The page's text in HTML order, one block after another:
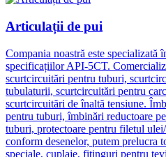
Articulații de pui
Compania noastră este specializată
specificațiilor API-5CT.
scurtcircuitări pentru tuburi,
tubulaturii, scurtcircuitări pentru
scurtcircuitări de înaltă tensiune.
pentru tuburi, îmbinări reductoare
tuburi, protectoare pentru filetul
conform desenelor, putem prelucra
speciale, cuplaje, fitinguri pentru